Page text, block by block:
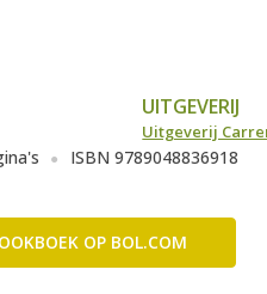
UITGEVERIJ
Uitgeverij
ISBN 9789048836918
OP BOL.COM